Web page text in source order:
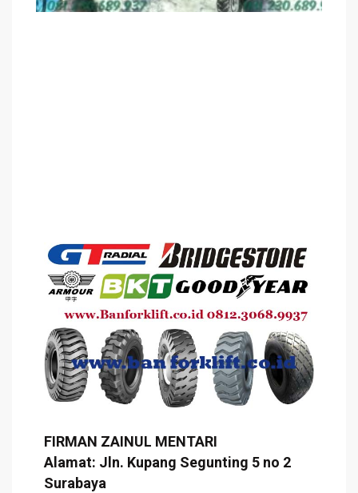
FIRMAN ZAINUL MENTARI
Alamat: Jln. Kupang Segunting 5 no 2
Surabaya